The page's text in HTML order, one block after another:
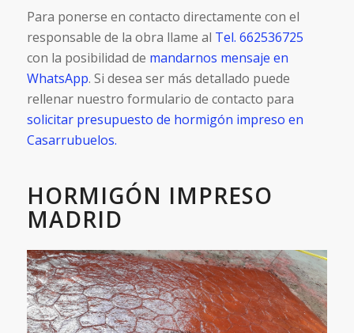
Para ponerse en contacto directamente con el
responsable de la obra llame al Tel. 662536725
con la posibilidad de mandarnos mensaje en
WhatsApp. Si desea ser más detallado puede
rellenar nuestro formulario de contacto para
solicitar presupuesto de hormigón impreso en
Casarrubuelos.
HORMIGÓN IMPRESO
MADRID